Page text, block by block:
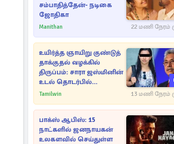
சம்பாதித்தேன்- நடிகை
ஜோதிகா
Manithan 22 மணி நேரம்
உயிர்த்த ஞாயிறு குண்டுத்
தாக்குதல் வழக்கில்
திருப்பம்: சாரா ஜஸ்மினின்
உடல் தொடர்பில்
நீதிமன்றத்தில் வெளியான
Tamilwin 13 மணி நேரம்
பாக்ஸ் ஆபிஸ்: 15
நாட்களில் ஜனநாயகன்
உலகளவில் செய்துள்ள